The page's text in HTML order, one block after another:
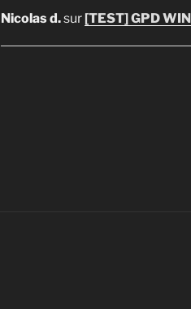
Nicolas d.sur [TEST] GPD WIN